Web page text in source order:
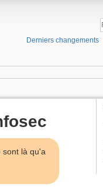
Derniers changements
sont là qu'a